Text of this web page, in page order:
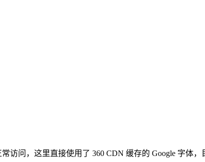
访问，这里直接使用了 360 CDN 缓存的 Google 字体，